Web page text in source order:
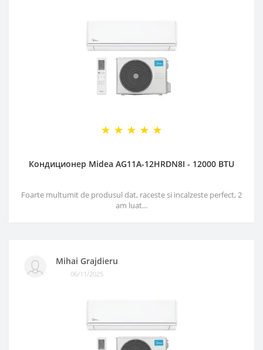
Кондиционер Midea AG11A-12HRDN8I - 12000 BTU
Foarte multumit de produsul dat, raceste si incalzeste perfect, 2
am luat...
Mihai Grajdieru
06/11/2025